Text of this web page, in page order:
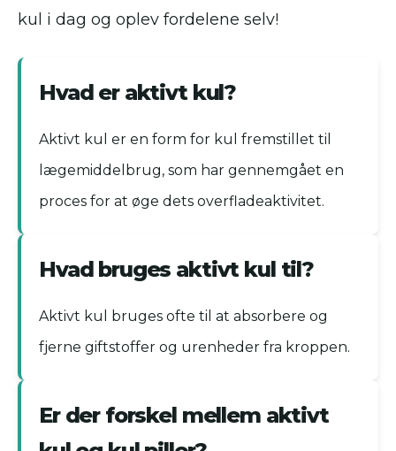
kul i dag og oplev fordelene selv!
Hvad er aktivt kul?
Aktivt kul er en form for kul fremstillet til
lægemiddelbrug, som har gennemgået en
proces for at øge dets overfladeaktivitet.
Hvad bruges aktivt kul til?
Aktivt kul bruges ofte til at absorbere og
fjerne giftstoffer og urenheder fra kroppen.
Er der forskel mellem aktivt